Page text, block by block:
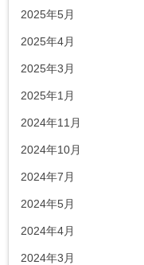
2025年5月
2025年4月
2025年3月
2025年1月
2024年11月
2024年10月
2024年7月
2024年5月
2024年4月
2024年3月